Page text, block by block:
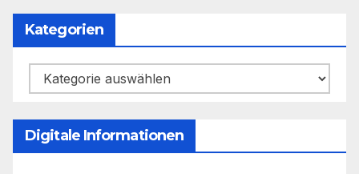
Kategorien
Kategorien
Digitale Informationen